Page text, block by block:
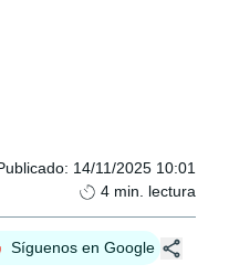
: 14/11/2025 10:01
4 min. lectura
Síguenos en Google